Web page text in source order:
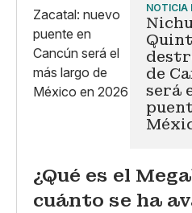
NOTICIA
de
será
¿Qué es el
cuánto se ha